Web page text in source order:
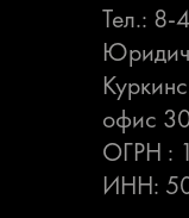
Тел.: 8-
офис
ОГРН :
ИНН: